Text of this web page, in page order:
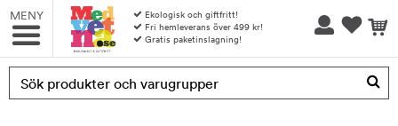
MENY
Ekologisk och giftfritt!
Fri hemleverans över 499 kr!
Gratis paketinslagning!
Produkten har blivit tillagd i varukorgen